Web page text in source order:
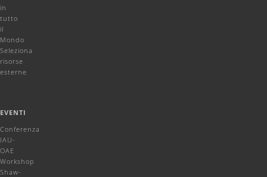
in
tutto
il
Mondo
Seleziona
risorse
esterne
EVENTI
Conferenza
IAU-
OAE
Workshop
Shaw-